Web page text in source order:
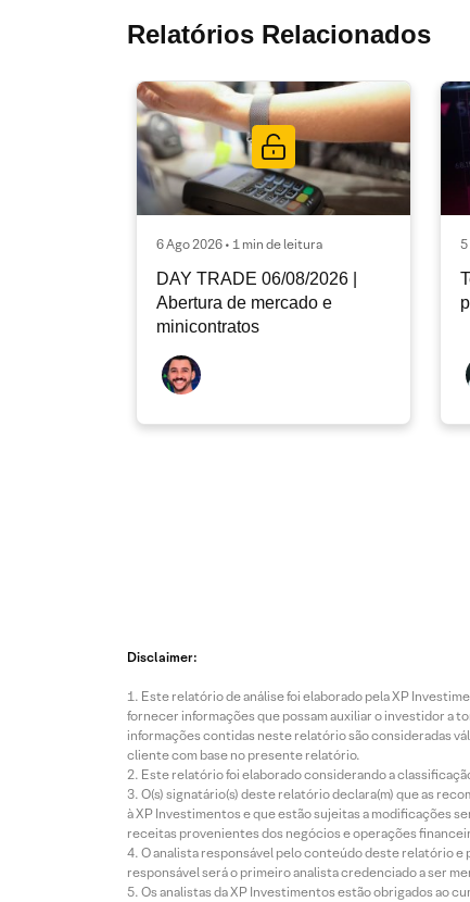
Relatórios Relacionados
6 Ago 2026 • 1 min de leitura
DAY TRADE 06/08/2026 |
Abertura de mercado e
minicontratos
5
Disclaimer:
Este relatório de análise foi elaborado pela XP
fornecer informações que possam auxiliar o investidor a
informações contidas neste relatório são consideradas
cliente com base no presente relatório.
Este relatório foi elaborado considerando a
O(s) signatário(s) deste relatório declara(m) que as
à XP Investimentos e que estão sujeitas a modificações
receitas provenientes dos negócios e operações
O analista responsável pelo conteúdo deste relatório e
responsável será o primeiro analista credenciado a ser
Os analistas da XP Investimentos estão obrigados ao